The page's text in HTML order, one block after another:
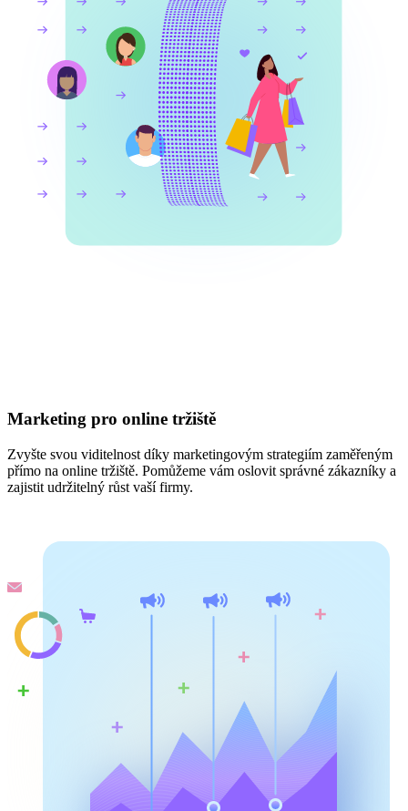
Marketing pro online tržiště
Zvyšte svou viditelnost díky marketingovým strategiím zaměřeným
přímo na online tržiště. Pomůžeme vám oslovit správné zákazníky a
zajistit udržitelný růst vaší firmy.